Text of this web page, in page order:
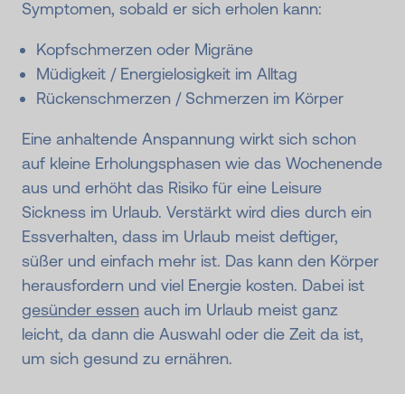
Symptomen, sobald er sich erholen kann:
Kopfschmerzen oder Migräne
Müdigkeit / Energielosigkeit im Alltag
Rückenschmerzen / Schmerzen im Körper
Eine anhaltende Anspannung wirkt sich schon
auf kleine Erholungsphasen wie das Wochenende
aus und erhöht das Risiko für eine Leisure
Sickness im Urlaub. Verstärkt wird dies durch ein
Essverhalten, dass im Urlaub meist deftiger,
süßer und einfach mehr ist. Das kann den Körper
herausfordern und viel Energie kosten. Dabei ist
gesünder essen auch im Urlaub meist ganz
leicht, da dann die Auswahl oder die Zeit da ist,
um sich gesund zu ernähren.